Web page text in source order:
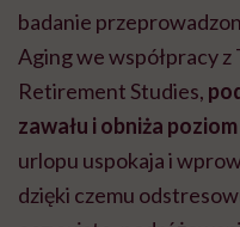
badanie
Aging we współpracy
Retirement Studies,
zawału i obniża poziom
urlopu uspokaja i
dzięki czemu